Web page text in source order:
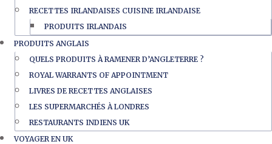
RECETTES IRLANDAISES CUISINE IRLANDAISE
PRODUITS IRLANDAIS
PRODUITS ANGLAIS
QUELS PRODUITS À RAMENER D’ANGLETERRE ?
ROYAL WARRANTS OF APPOINTMENT
LIVRES DE RECETTES ANGLAISES
LES SUPERMARCHÉS À LONDRES
RESTAURANTS INDIENS UK
VOYAGER EN UK